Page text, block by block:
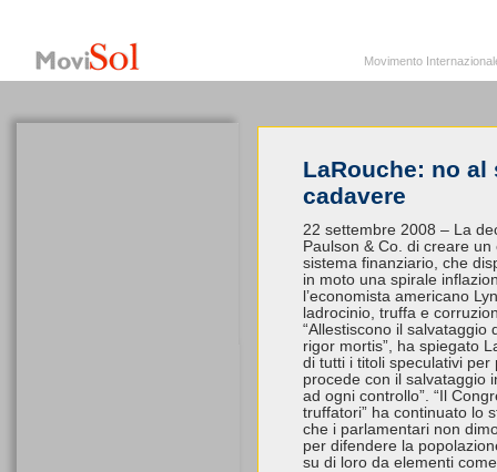
Movimento
LaRouche: no
cadavere
22 settembre 2008 – La
Paulson & Co. di creare
sistema finanziario, che
in moto una spirale
l’economista americano
ladrocinio, truffa e
“Allestiscono il salvataggio
rigor mortis”, ha spiegato
di tutti i titoli speculativi
procede con il salvataggio
ad ogni controllo”. “Il
truffatori” ha continuato lo
che i parlamentari non
per difendere la
su di loro da elementi